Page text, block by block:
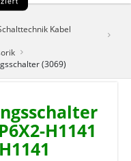
Kabel
(3069)
H1141